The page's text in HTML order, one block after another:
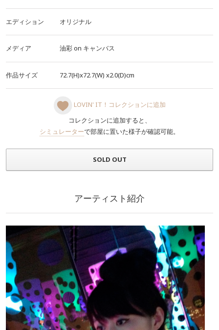
エディション オリジナル
メディア 油彩on キャンバス
作品サイズ 72.7(H)x72.7(W) x2.0(D)cm
LOVIN' IT！コレクションに追加
コレクションに追加すると、
シミュレーターで部屋に置いた様子が確認可能。
SOLD OUT
アーティスト紹介